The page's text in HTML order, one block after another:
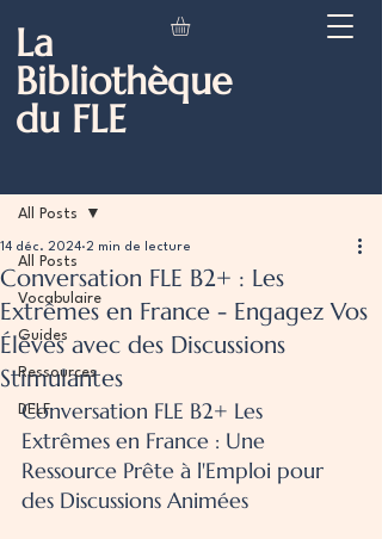
La
Bibliothèque
du FLE
All Posts
Vocabulaire
Guides
Ressources
DELF
All Posts
Conversation FLE B2+ : Les
Extrêmes en France - Engagez Vos
Élèves avec des Discussions
Stimulantes
14 déc. 2024 2 min de lecture
Conversation FLE B2+ Les
Extrêmes en France : Une
Ressource Prête à l'Emploi pour
des Discussions Animées